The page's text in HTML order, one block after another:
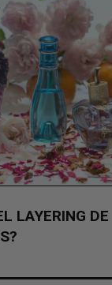
LAYERING DE